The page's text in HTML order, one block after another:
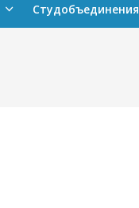
Студобъединения